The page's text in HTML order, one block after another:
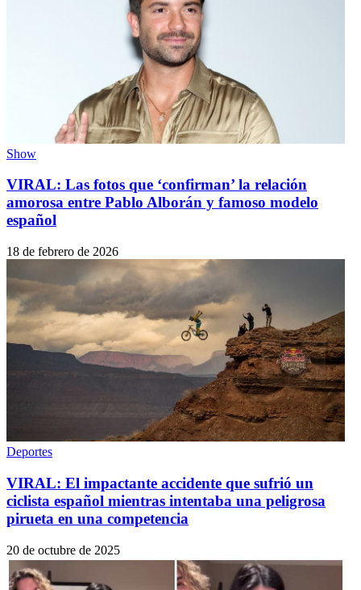
Show
VIRAL: Las fotos que ‘confirman’ la relación
amorosa entre Pablo Alborán y famoso modelo
español
18 de febrero de 2026
Deportes
VIRAL: El impactante accidente que sufrió un
ciclista español mientras intentaba una peligrosa
pirueta en una competencia
20 de octubre de 2025